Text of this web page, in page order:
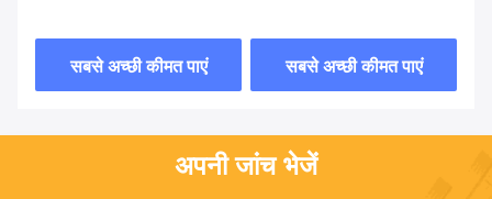
सबसे अच्छी कीमत पाएं सबसे अच्छी कीमत पाएं
अपनी जांच भेजें